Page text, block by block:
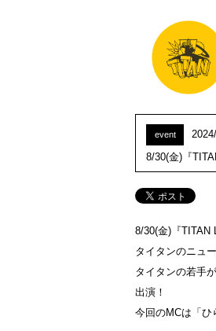
event
8/30(金)『
8/30(金)『TITAN
タイタンのニュ
タイタンの若手
出演！
今回のMCは「ひ